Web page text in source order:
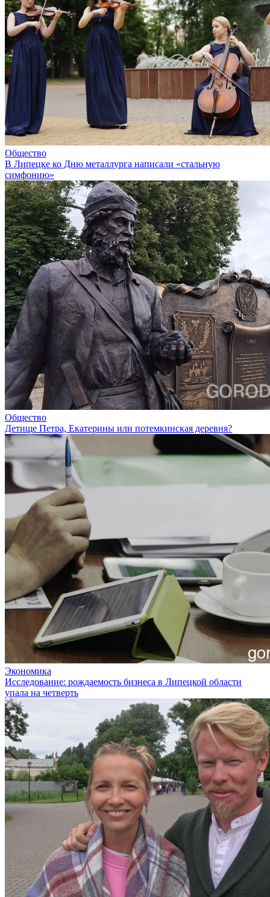
Общество
В Липецке ко Дню металлурга написали «стальную
симфонию»
Общество
Детище Петра, Екатерины или потемкинская деревня?
Экономика
Исследование: рождаемость бизнеса в Липецкой области
упала на четверть